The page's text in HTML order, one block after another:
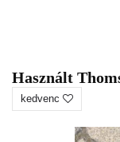
Használt
kedvenc